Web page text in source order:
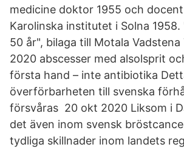
medicine doktor 1955 och
Karolinska institutet i Solna
50 år", bilaga till Motala
2020 abscesser med alsolsprit
första hand – inte antibiotika
överförbarheten till svenska
försvåras 20 okt 2020 Liksom i
det även inom svensk
tydliga skillnader inom landets